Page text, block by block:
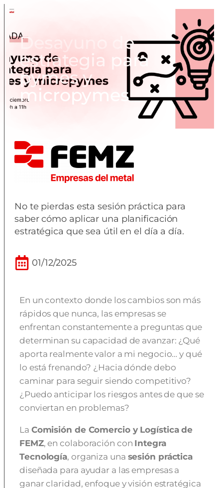
Desayuno de
estrategia para
pymes y
micropymes
No te pierdas esta sesión práctica para
saber cómo aplicar una planificación
estratégica que sea útil en el día a día.
01/12/2025
En un contexto donde los cambios son más
rápidos que nunca, las empresas se
enfrentan constantemente a preguntas que
determinan su capacidad de avanzar: ¿Qué
aporta realmente valor a mi negocio… y qué
lo está frenando? ¿Hacia dónde debo
caminar para seguir siendo competitivo?
¿Puedo anticipar los riesgos antes de que se
conviertan en problemas?
La Comisión de Comercio y Logística de
FEMZ, en colaboración con Integra
Tecnología, organiza una sesión práctica
diseñada para ayudar a las empresas a
ganar claridad, enfoque y visión estratégica